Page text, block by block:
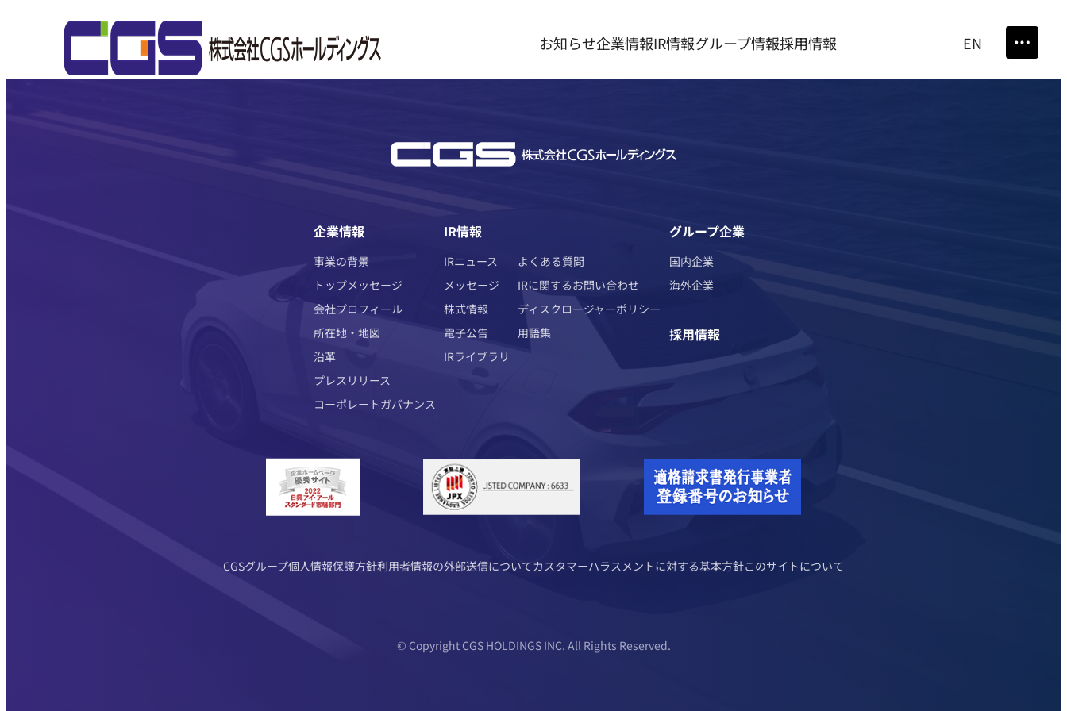
お知らせ企業情報IR情報グループ情報採用情報 EN
企業情報
事業の背景
トップメッセージ
会社プロフィール
所在地・地図
沿革
プレスリリース
コーポレートガバナンス
IR情報
IRニュース
メッセージ
株式情報
電子公告
IRライブラリ
よくある質問
IRに関するお問い合わせ
ディスクロージャーポリシー
用語集
グループ企業
国内企業
海外企業
採用情報
CGSグループ個人情報保護方針利用者情報の外部送信についてカスタマーハラスメントに対する基本方針このサイトについて
© Copyright CGS HOLDINGS INC. All Rights Reserved.